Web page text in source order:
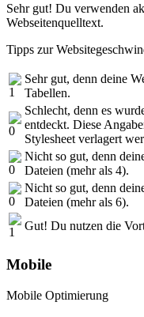
Sehr gut! Du verwenden
Webseitenquelltext.
Tipps zur
Sehr gut, denn deine
Tabellen.
Schlecht, denn es
entdeckt. Diese
Stylesheet verlagert
Nicht so gut, denn
Dateien (mehr als 4).
Nicht so gut, denn
Dateien (mehr als 6).
Gut! Du nutzen die
Mobile
Mobile Optimierung